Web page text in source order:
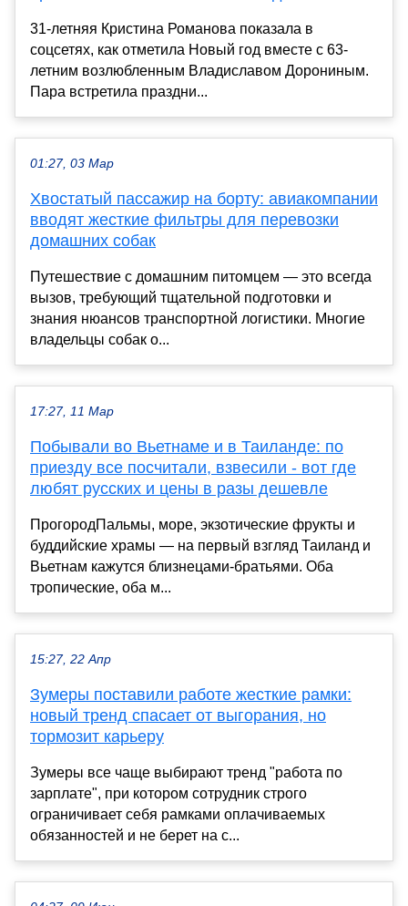
31-летняя Кристина Романова показала в
соцсетях, как отметила Новый год вместе с 63-
летним возлюбленным Владиславом Дорониным.
Пара встретила праздни...
01:27, 03 Мар
Хвостатый пассажир на борту: авиакомпании
вводят жесткие фильтры для перевозки
домашних собак
Путешествие с домашним питомцем — это всегда
вызов, требующий тщательной подготовки и
знания нюансов транспортной логистики. Многие
владельцы собак о...
17:27, 11 Мар
Побывали во Вьетнаме и в Таиланде: по
приезду все посчитали, взвесили - вот где
любят русских и цены в разы дешевле
ПрогородПальмы, море, экзотические фрукты и
буддийские храмы — на первый взгляд Таиланд и
Вьетнам кажутся близнецами-братьями. Оба
тропические, оба м...
15:27, 22 Апр
Зумеры поставили работе жесткие рамки:
новый тренд спасает от выгорания, но
тормозит карьеру
Зумеры все чаще выбирают тренд "работа по
зарплате", при котором сотрудник строго
ограничивает себя рамками оплачиваемых
обязанностей и не берет на с...